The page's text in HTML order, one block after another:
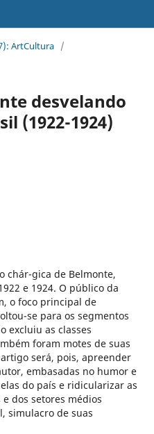
ArtCultura /
desvelando
(1922-1924)
chár-gica de Belmonte,
e 1924. O público da
o foco principal de
se para os segmentos
excluiu as classes
foram motes de suas
será, pois, apreender
embasadas no humor e
do país e ridicularizar as
dos setores médios
simulacro de suas